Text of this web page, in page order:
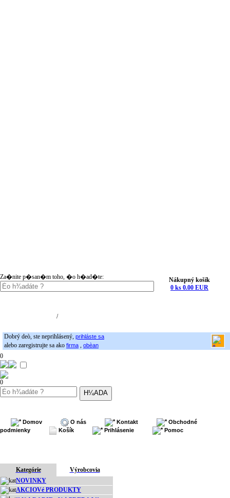
Za�nite p�san�m toho, �o h�ad�te:
Nákupný košík
0 ks 0.00 EUR
/
Dobrý deò, ste neprihlásený, prihláste sa
alebo zaregistrujte sa ako firma obèan
0
0
Domov O nás Kontakt
Obchodné
podmienky
Košík Prihlásenie Pomoc
Kategórie
Výrobcovia
NOVINKY
AKCIOVé PRODUKTY